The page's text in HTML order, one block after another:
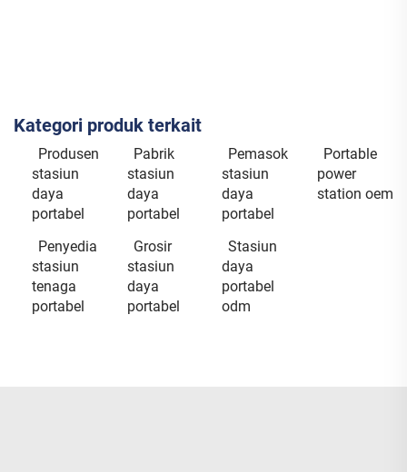
Kategori produk terkait
Produsen
stasiun
daya
portabel
Pabrik
stasiun
daya
portabel
Pemasok
stasiun
daya
portabel
Portable
power
station oem
Penyedia
stasiun
tenaga
portabel
Grosir
stasiun
daya
portabel
Stasiun
daya
portabel
odm